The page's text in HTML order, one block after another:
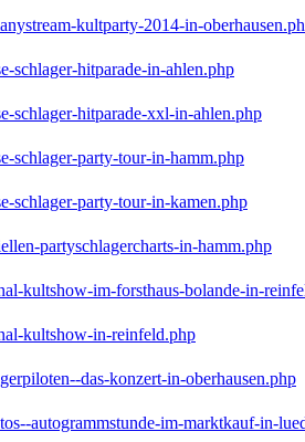
kultparty-2014-in-
schlager-hitparade-in-ahlen.php
schlager-hitparade-xxl-in-ahlen.php
schlager-party-tour-in-hamm.php
schlager-party-tour-in-kamen.php
partyschlagercharts-in-hamm.php
kultshow-im-forsthaus-bolande-in-
kultshow-in-reinfeld.php
das-konzert-in-oberhausen.php
autogrammstunde-im-marktkauf-in-